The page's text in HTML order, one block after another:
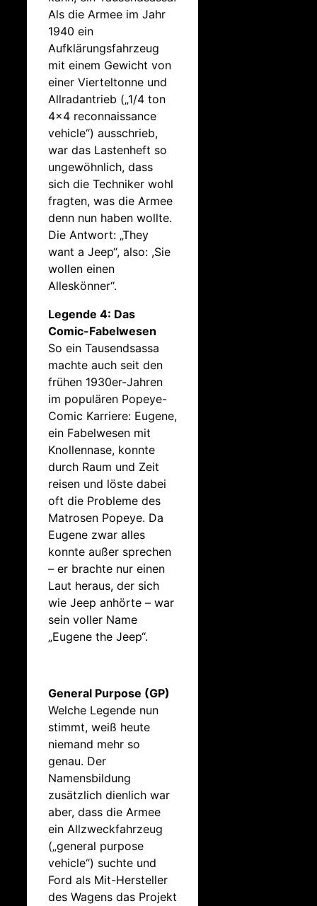
Als die Armee im Jahr
1940 ein
Aufklärungsfahrzeug
mit einem Gewicht von
einer Vierteltonne und
Allradantrieb („1/4 ton
4×4 reconnaissance
vehicle“) ausschrieb,
war das Lastenheft so
ungewöhnlich, dass
sich die Techniker wohl
fragten, was die Armee
denn nun haben wollte.
Die Antwort: „They
want a Jeep“, also: ,Sie
wollen einen
Alleskönner“.
Legende 4: Das
Comic-Fabelwesen
So ein Tausendsassa
machte auch seit den
frühen 1930er-Jahren
im populären Popeye-
Comic Karriere: Eugene,
ein Fabelwesen mit
Knollennase, konnte
durch Raum und Zeit
reisen und löste dabei
oft die Probleme des
Matrosen Popeye. Da
Eugene zwar alles
konnte außer sprechen
– er brachte nur einen
Laut heraus, der sich
wie Jeep anhörte – war
sein voller Name
„Eugene the Jeep“.
General Purpose (GP)
Welche Legende nun
stimmt, weiß heute
niemand mehr so
genau. Der
Namensbildung
zusätzlich dienlich war
aber, dass die Armee
ein Allzweckfahrzeug
(„general purpose
vehicle“) suchte und
Ford als Mit-Hersteller
des Wagens das Projekt